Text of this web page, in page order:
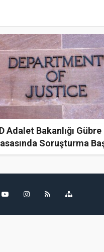
Adalet Bakanlığı Gübre
Soruşturma